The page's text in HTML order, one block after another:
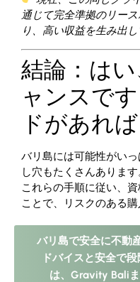
通じて完全準拠のリー
り、高い収益を生み出し
結論：は
ャンスで
ドがあれば
バリ島には可能性がい
し穴もたくさんあります
これらの手順に従い、
ことで、リスクのある購
バリ島で安全に不動
ドバイスと安全で
は、Gravity Baliま